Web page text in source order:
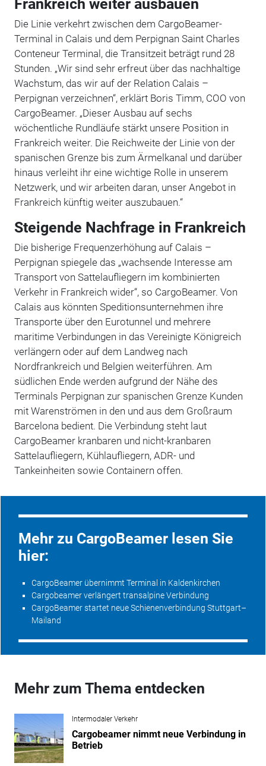
Frankreich weiter ausbauen
Die Linie verkehrt zwischen dem CargoBeamer-
Terminal in Calais und dem Perpignan Saint Charles
Conteneur Terminal, die Transitzeit beträgt rund 28
Stunden. „Wir sind sehr erfreut über das nachhaltige
Wachstum, das wir auf der Relation Calais –
Perpignan verzeichnen“, erklärt Boris Timm, COO von
CargoBeamer. „Dieser Ausbau auf sechs
wöchentliche Rundläufe stärkt unsere Position in
Frankreich weiter. Die Reichweite der Linie von der
spanischen Grenze bis zum Ärmelkanal und darüber
hinaus verleiht ihr eine wichtige Rolle in unserem
Netzwerk, und wir arbeiten daran, unser Angebot in
Frankreich künftig weiter auszubauen.“
Steigende Nachfrage in Frankreich
Die bisherige Frequenzerhöhung auf Calais –
Perpignan spiegele das „wachsende Interesse am
Transport von Sattelaufliegern im kombinierten
Verkehr in Frankreich wider“, so CargoBeamer. Von
Calais aus könnten Speditionsunternehmen ihre
Transporte über den Eurotunnel und mehrere
maritime Verbindungen in das Vereinigte Königreich
verlängern oder auf dem Landweg nach
Nordfrankreich und Belgien weiterführen. Am
südlichen Ende werden aufgrund der Nähe des
Terminals Perpignan zur spanischen Grenze Kunden
mit Warenströmen in den und aus dem Großraum
Barcelona bedient. Die Verbindung steht laut
CargoBeamer kranbaren und nicht-kranbaren
Sattelaufliegern, Kühlaufliegern, ADR- und
Tankeinheiten sowie Containern offen.
Mehr zu CargoBeamer lesen Sie
hier:
CargoBeamer übernimmt Terminal in Kaldenkirchen
Cargobeamer verlängert transalpine Verbindung
CargoBeamer startet neue Schienenverbindung Stuttgart–
Mailand
Mehr zum Thema entdecken
Intermodaler Verkehr
Cargobeamer nimmt neue Verbindung in
Betrieb